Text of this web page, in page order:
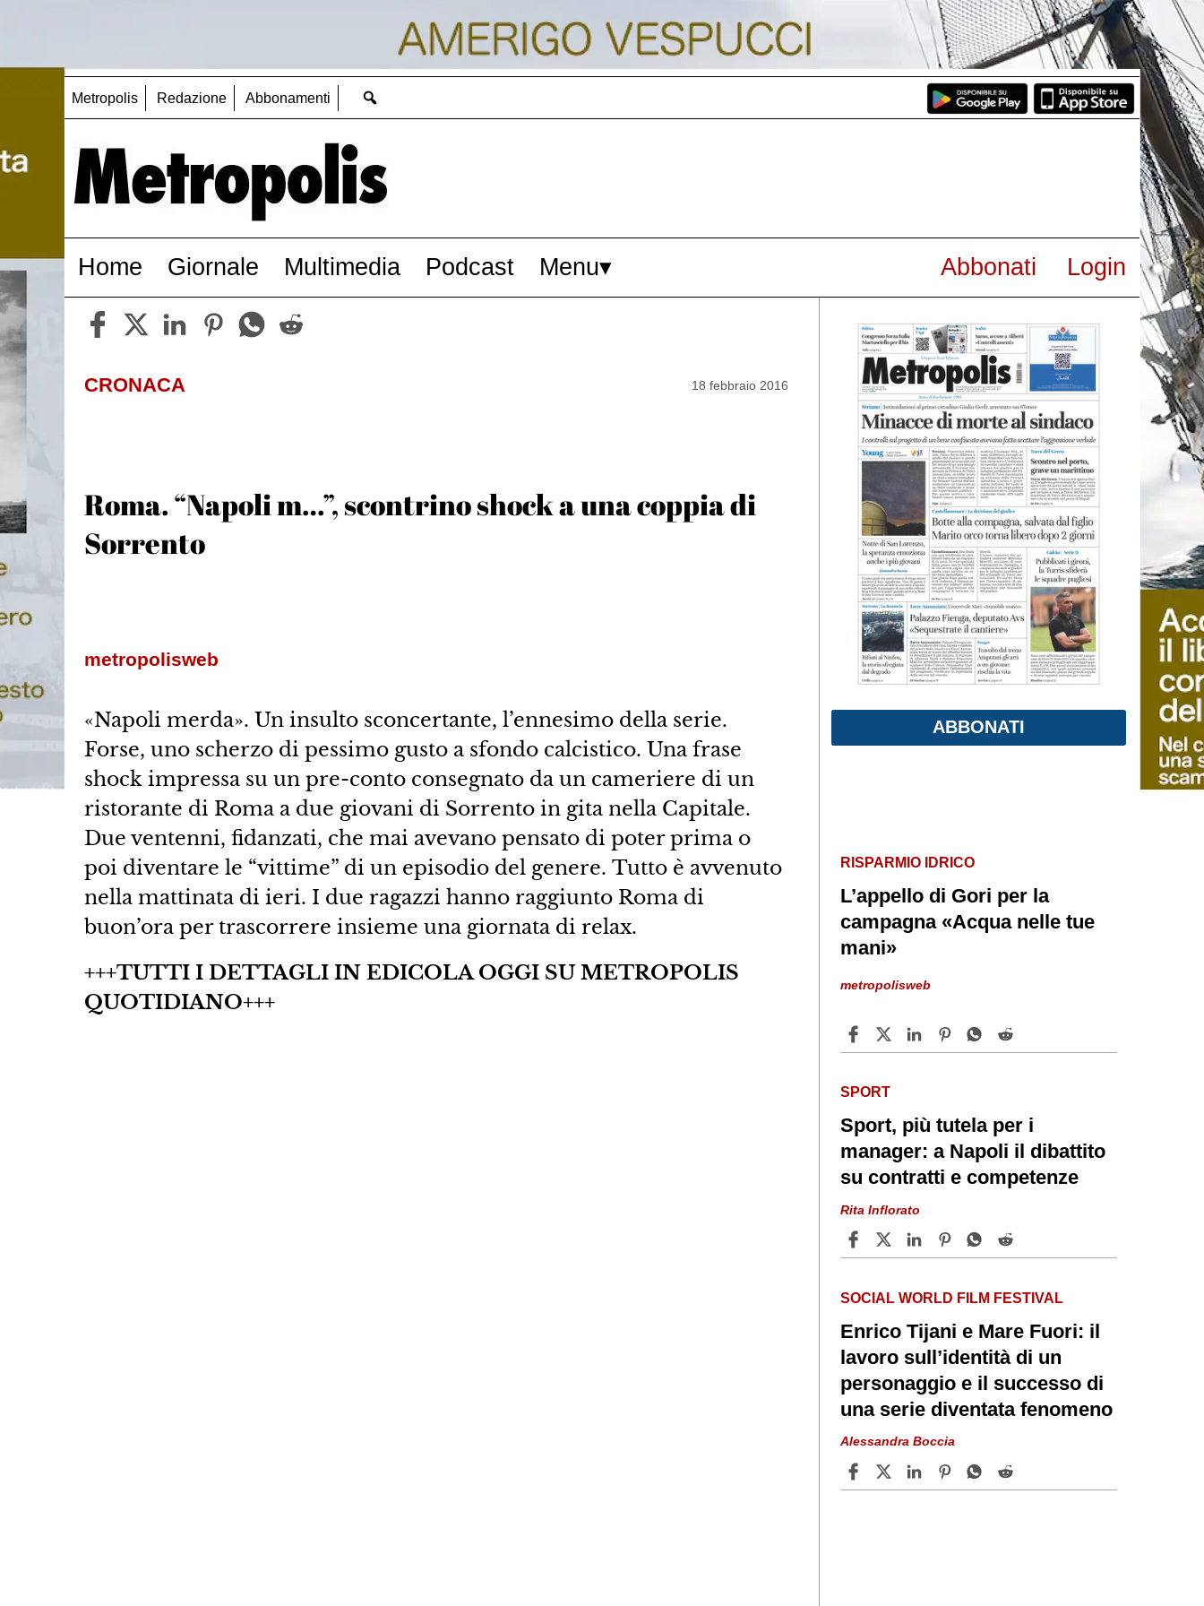
Metropolis Redazione Abbonamenti
Home Giornale Multimedia Podcast Menu Abbonati Login
CRONACA 18 febbraio 2016
Roma. “Napoli m…”, scontrino shock a una coppia di
Sorrento
metropolisweb
«Napoli merda». Un insulto sconcertante, l’ennesimo della serie.
Forse, uno scherzo di pessimo gusto a sfondo calcistico. Una frase
shock impressa su un pre-conto consegnato da un cameriere di un
ristorante di Roma a due giovani di Sorrento in gita nella Capitale.
Due ventenni, fidanzati, che mai avevano pensato di poter prima o
poi diventare le “vittime” di un episodio del genere. Tutto è avvenuto
nella mattinata di ieri. I due ragazzi hanno raggiunto Roma di
buon’ora per trascorrere insieme una giornata di relax.
+++TUTTI I DETTAGLI IN EDICOLA OGGI SU METROPOLIS
QUOTIDIANO+++
ABBONATI
RISPARMIO IDRICO
L’appello di Gori per la
campagna «Acqua nelle tue
mani»
metropolisweb
SPORT
Sport, più tutela per i
manager: a Napoli il dibattito
su contratti e competenze
Rita Inflorato
SOCIAL WORLD FILM FESTIVAL
Enrico Tijani e Mare Fuori: il
lavoro sull’identità di un
personaggio e il successo di
una serie diventata fenomeno
Alessandra Boccia